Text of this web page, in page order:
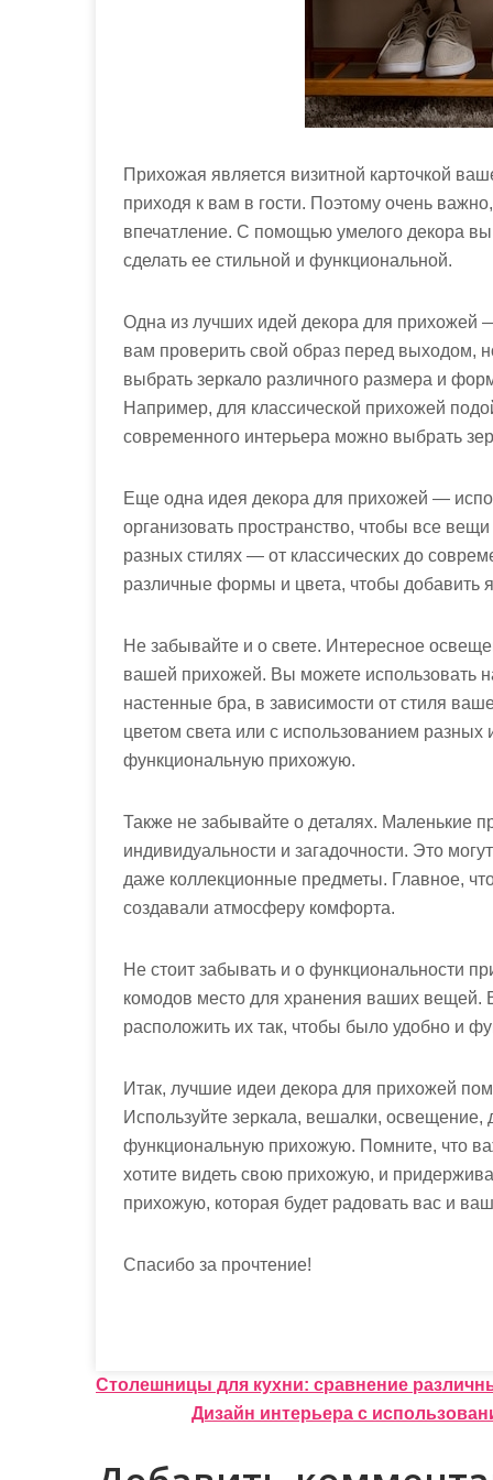
Прихожая является визитной карточкой
приходя к вам в гости. Поэтому очень
впечатление. С помощью умелого декора
сделать ее стильной и функциональной.
Одна из лучших идей декора для прихожей
вам проверить свой образ перед выходом,
выбрать зеркало различного размера и
Например, для классической прихожей
современного интерьера можно выбрать
Еще одна идея декора для прихожей —
организовать пространство, чтобы все
разных стилях — от классических до
различные формы и цвета, чтобы добавить
Не забывайте и о свете. Интересное
вашей прихожей. Вы можете использовать
настенные бра, в зависимости от стиля
цветом света или с использованием разных
функциональную прихожую.
Также не забывайте о деталях. Маленькие
индивидуальности и загадочности. Это
даже коллекционные предметы. Главное,
создавали атмосферу комфорта.
Не стоит забывать и о функциональности
комодов место для хранения ваших
расположить их так, чтобы было удобно и
Итак, лучшие идеи декора для прихожей
Используйте зеркала, вешалки, освещение,
функциональную прихожую. Помните, что
хотите видеть свою прихожую, и
прихожую, которая будет радовать вас и
Спасибо за прочтение!
Н
Столешницы для кухни: сравнение
Дизайн интерьера с